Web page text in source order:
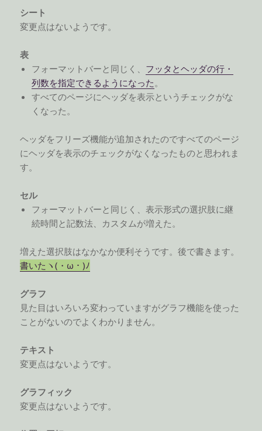
シート
変更点はないようです。
表
フォーマットバーと同じく、 フッタとヘッダの行・
列数を指定できるようになった。
すべてのページにヘッダを表示というチェックがな
くなった。
ヘッダをフリーズ機能が追加されたのですべてのページ
にヘッダを表示のチェックがなくなったものと思われま
す。
セル
フォーマットバーと同じく、表示形式の選択肢に継
続時間と記数法、カスタムが増えた。
増えた選択肢はなかなか便利そうです。後で書きます。
書いたヽ(・ω・)ﾉ
グラフ
見た目はいろいろ変わっていますがグラフ機能を使った
ことがないのでよくわかりません。
テキスト
変更点はないようです。
グラフィック
変更点はないようです。